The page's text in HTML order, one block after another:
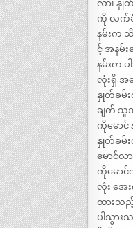
လာ၊ နှု
ကို လက်ခံ
နမ်းက
င့် အနမ်
နမ်းက
လုံးရှိ အ
နှုတ်ခမ်း
ချက် သူ
ကိုမော
နှုတ်ခမ်း
မောင်လ
ကိုမော
လုံး အေ
ထားသ
ပါသွာ